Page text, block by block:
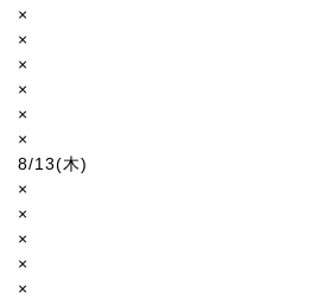
×
×
×
×
×
×
8/13(木)
×
×
×
×
×